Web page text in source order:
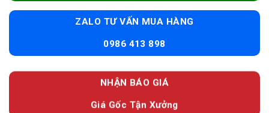
ZALO TƯ VẤN MUA HÀNG
0986 413 898
NHẬN BÁO GIÁ
Giá Gốc Tận Xưởng